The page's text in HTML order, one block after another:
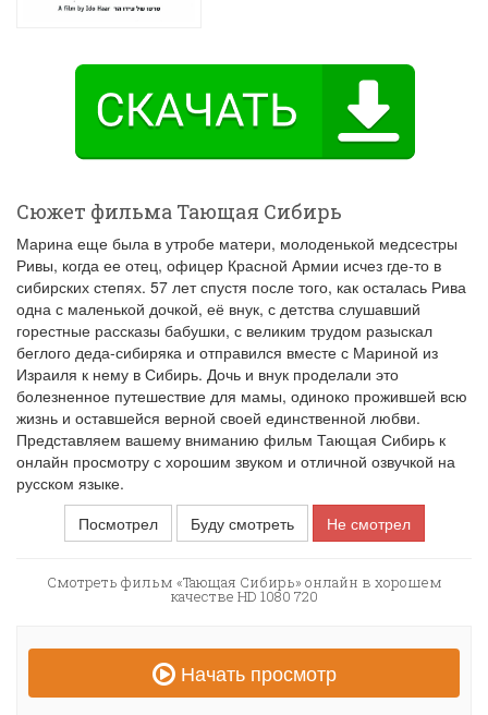
Сюжет фильма Тающая Сибирь
Марина еще была в утробе матери, молоденькой медсестры
Ривы, когда ее отец, офицер Красной Армии исчез где-то в
сибирских степях. 57 лет спустя после того, как осталась Рива
одна с маленькой дочкой, её внук, с детства слушавший
горестные рассказы бабушки, с великим трудом разыскал
беглого деда-сибиряка и отправился вместе с Мариной из
Израиля к нему в Сибирь. Дочь и внук проделали это
болезненное путешествие для мамы, одиноко прожившей всю
жизнь и оставшейся верной своей единственной любви.
Представляем вашему вниманию фильм Тающая Сибирь к
онлайн просмотру с хорошим звуком и отличной озвучкой на
русском языке.
Посмотрел
Буду смотреть Не смотрел
Смотреть фильм «Тающая Сибирь» онлайн в хорошем
качестве HD 1080 720
Начать просмотр